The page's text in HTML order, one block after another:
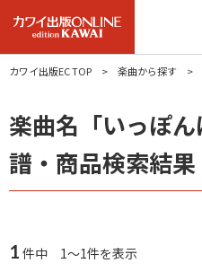
カワイ出版EC TOP 楽曲から探す
楽曲名「いっぽ
譜・商品検索結果
1 件中 1～1件を表示